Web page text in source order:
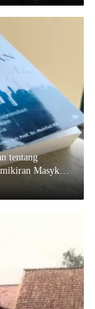
tentang
Masykuri